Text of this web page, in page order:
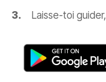
Laisse-toi guider,